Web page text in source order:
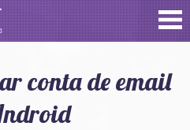
conta de email